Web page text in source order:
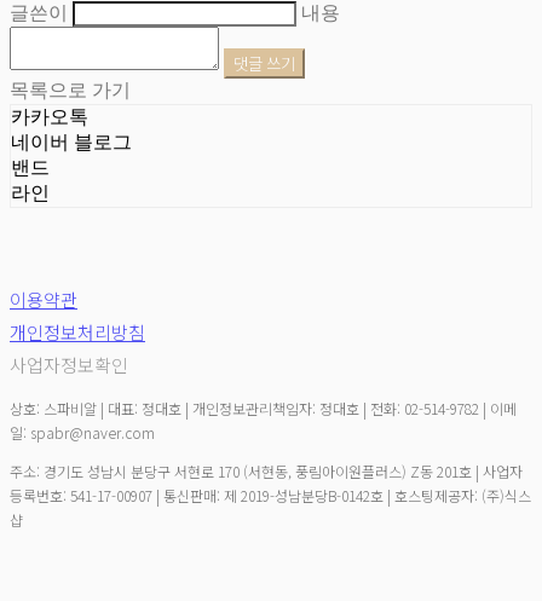
글쓴이
내용
댓글 쓰기
목록으로 가기
카카오톡
네이버 블로그
밴드
라인
이용약관
개인정보처리방침
사업자정보확인
상호: 스파비알 | 대표: 정대호 | 개인정보관리책임자: 정대호 | 전화: 02-514-9782 | 이메
일: spabr@naver.com
주소: 경기도 성남시 분당구 서현로 170 (서현동, 풍림아이원플러스) Z동 201호 | 사업자
등록번호: 541-17-00907 | 통신판매: 제 2019-성남분당B-0142호 | 호스팅제공자: (주)식스
샵